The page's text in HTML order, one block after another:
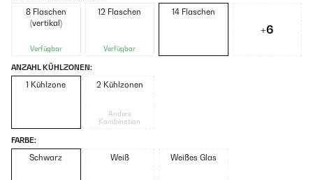
8 Flaschen
(vertikal)
Verfügbar
12 Flaschen
Verfügbar
14 Flaschen
+6
ANZAHL KÜHLZONEN:
1 Kühlzone 2 Kühlzonen
Andere
Kombination
FARBE:
Schwarz Weiß Weißes Glas